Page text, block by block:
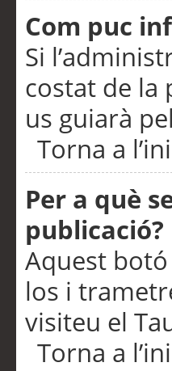
Com puc
Si
costat de la
us guiarà
Torna a
Per a què
publicació?
Aquest
los i
visiteu el
Torna a